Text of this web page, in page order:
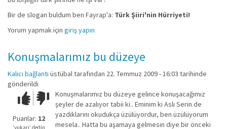
Bir de slogan buldum ben Fayrap'a: Türk Şiiri'nin Hürriyeti!
Yorum yapmak için giriş yapın
Konuşmalarımız bu düzeye
Kalıcı bağlantı üstübaltarafından 22. Temmuz 2009 - 16:03 tarihinde
gönderildi
Çok iyi!O
kadar
iyi
değil!
Puanlar: 12
‘yukarı’ dedin
Konuşmalarımız bu düzeye gelince konuşacağımız
şeyler de azalıyor tabii ki.. Eminim ki Aslı Serin de
yazdıklarını okudukça üzülüyordur, ben üzülüyorum
mesela.. Hatta bu aşamaya gelmesin diye bir önceki